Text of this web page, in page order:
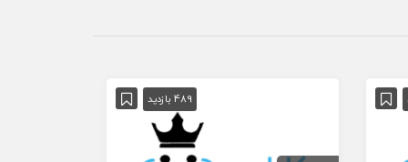
489 بازدید